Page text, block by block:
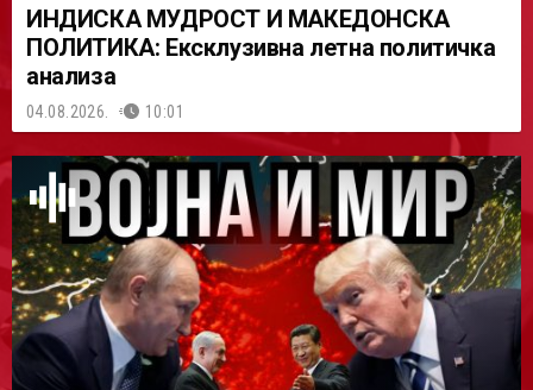
ИНДИСКА МУДРОСТ И МАКЕДОНСКА
ПОЛИТИКА: Ексклузивна летна политичка
анализа
04.08.2026. 10:01